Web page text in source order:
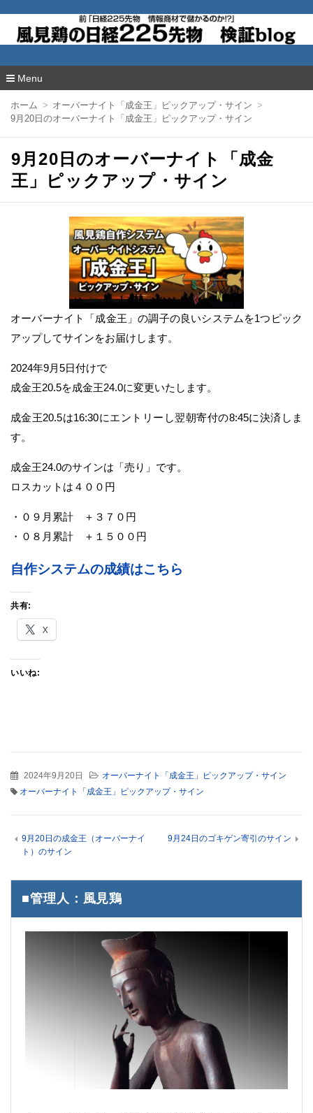
風見鶏の日経225先物 検証blog
Menu
ホーム
オーバーナイト「成金王」ピックアップ・サイン
9月20日のオーバーナイト「成金王」ピックアップ・サイン
9月20日のオーバーナイト「成金
王」ピックアップ・サイン
オーバーナイト「成金王」の調子の良いシステムを1つピック
アップしてサインをお届けします。
2024年9月5日付けで
成金王20.5を成金王24.0に変更いたします。
成金王20.5は16:30にエントリーし翌朝寄付の8:45に決済しま
す。
成金王24.0のサインは「売り」です。
ロスカットは４００円
・０９月累計 ＋３７０円
・０８月累計 ＋１５００円
自作システムの成績はこちら
共有:
X
いいね:
2024年9月20日
オーバーナイト「成金王」ピックアップ・サイン
オーバーナイト「成金王」ピックアップ・サイン
9月20日の成金王（オーバーナイ
ト）のサイン
9月24日のゴキゲン寄引のサイン
■管理人：風見鶏